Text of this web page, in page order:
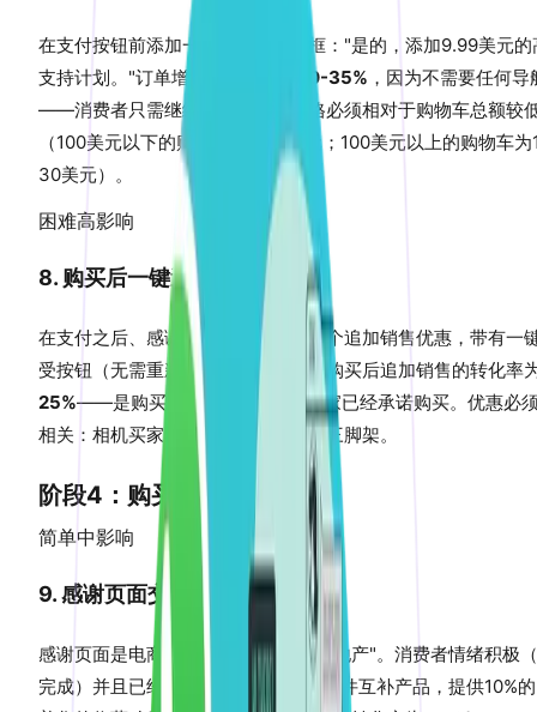
在支付按钮前添加一个预选的复选框："是的，添加9.99美元的
支持计划。"订单增加的转化率为
20-35% ，因为不需要任何导
——消费者只需继续结账。商品价格必须相对于购物车总额较
（100美元以下的购物车为5-15美元；100美元以上的购物车
30美元）。
困难高影响
8. 购买后一键追加销售
在支付之后、感谢页面之前，呈现一个追加销售优惠，带有一
受按钮（无需重新输入支付信息）。购买后追加销售的转化率
25%——是购买前的2-3倍，因为买家已经承诺购买。优惠必
相关：相机买家看到存储卡，而不是三脚架。
阶段4：购买后
简单中影响
9. 感谢页面交叉销售
感谢页面是电商中最未被充分利用的"地产"。消费者情绪积极
完成）并且已经信任您付款。展示3-4件互补产品，提供10%